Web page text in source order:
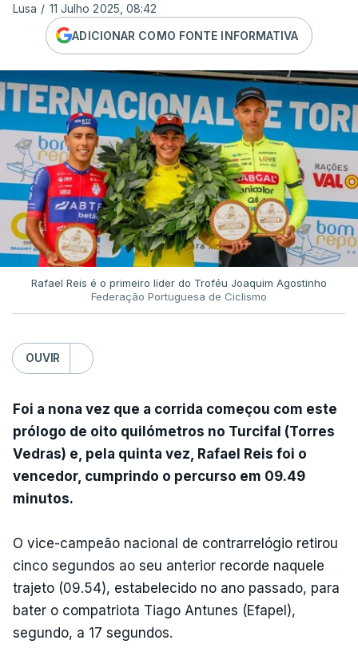
Lusa / 11 Julho 2025, 08:42
ADICIONAR COMO FONTE INFORMATIVA
Rafael Reis é o primeiro líder do Troféu Joaquim Agostinho
Federação Portuguesa de Ciclismo
OUVIR
Foi a nona vez que a corrida começou com este
prólogo de oito quilómetros no Turcifal (Torres
Vedras) e, pela quinta vez, Rafael Reis foi o
vencedor, cumprindo o percurso em 09.49
minutos.
O vice-campeão nacional de contrarrelógio retirou
cinco segundos ao seu anterior recorde naquele
trajeto (09.54), estabelecido no ano passado, para
bater o compatriota Tiago Antunes (Efapel),
segundo, a 17 segundos.